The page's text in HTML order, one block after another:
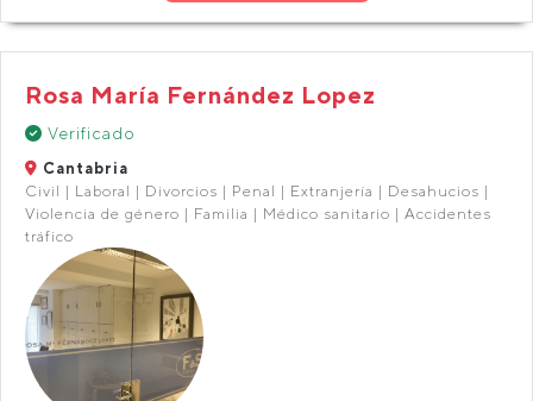
Rosa María Fernández Lopez
Verificado
Cantabria
Civil | Laboral | Divorcios | Penal | Extranjería | Desahucios |
Violencia de género | Familia | Médico sanitario | Accidentes
tráfico